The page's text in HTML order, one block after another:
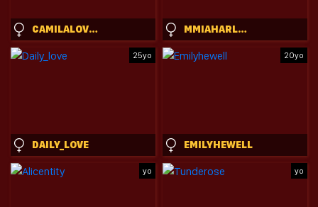
CAMILALOVERS01 MMIAHARLOW
25yo
DAILY_LOVE
20yo
EMILYHEWELL
yo yo